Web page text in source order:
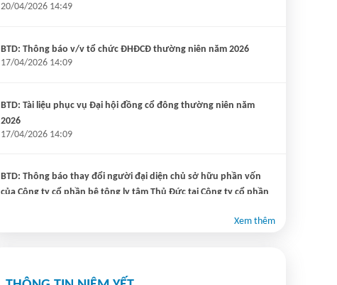
20/04/2026 14:49
BTD: Thông báo v/v tổ chức ĐHĐCĐ thường niên năm 2026
17/04/2026 14:09
BTD: Tài liệu phục vụ Đại hội đồng cổ đông thường niên năm
2026
17/04/2026 14:09
BTD: Thông báo thay đổi người đại diện chủ sở hữu phần vốn
của Công ty cổ phần bê tông ly tâm Thủ Đức tại Công ty cổ phần
Xem thêm